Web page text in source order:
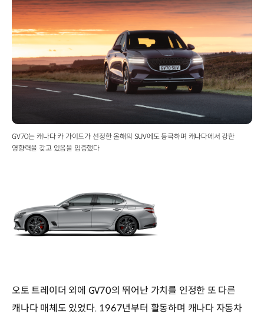
GV70는 캐나다 카 가이드가 선정한 올해의 SUV에도 등극하며 캐나다에서 강한
영향력을 갖고 있음을 입증했다
오토 트레이더 외에 GV70의 뛰어난 가치를 인정한 또 다른
캐나다 매체도 있었다. 1967년부터 활동하며 캐나다 자동차